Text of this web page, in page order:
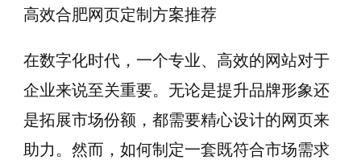
高效合肥网页定制方案推荐
在数字化时代，一个专业、高效的网站对于
企业来说至关重要。无论是提升品牌形象还
是拓展市场份额，都需要精心设计的网页来
助力。然而，如何制定一套既符合市场需求